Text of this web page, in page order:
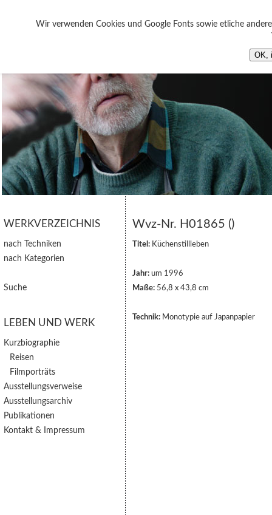
Wir verwenden Cookies und Google Fonts sowie etliche
OK,
WERKVERZEICHNIS
nach Techniken
nach Kategorien
Suche
LEBEN UND WERK
Kurzbiographie
Reisen
Filmporträts
Ausstellungsverweise
Ausstellungsarchiv
Publikationen
Kontakt & Impressum
Wvz-Nr. H01865 ()
Titel: Küchenstillleben
Jahr: um 1996
Maße: 56,8 x 43,8 cm
Technik: Monotypie auf Japanpapier